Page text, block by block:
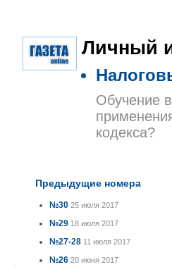
Личный
Обучение
кодекса?
Предыдущие номера
№30 25 июля 2017
№29 18 июля 2017
№27-28 11 июля 2017
№26 20 июня 2017